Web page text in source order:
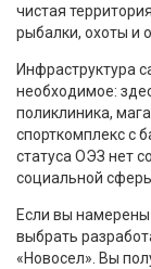
чистая
рыбалки, охоты и
Инфраструктура
необходимое:
поликлиника,
спорткомплекс с
статуса ОЭЗ нет
социальной
Если вы
выбрать
«Новосел». Вы